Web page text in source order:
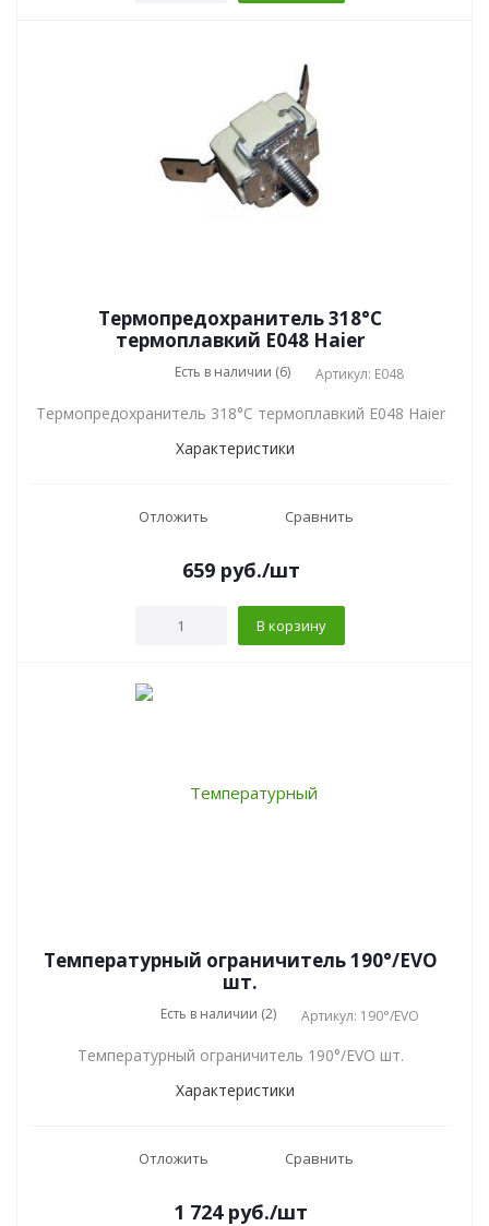
Термопредохранитель 318°C
термоплавкий E048 Haier
Есть в наличии (6) Артикул: E048
Термопредохранитель 318°C термоплавкий E048 Haier
Характеристики
Отложить Сравнить
659руб./шт
В корзину
Температурный ограничитель 190°/EVO
шт.
Есть в наличии (2) Артикул: 190°/EVO
Температурный ограничитель 190°/EVO шт.
Характеристики
Отложить Сравнить
1 724руб./шт